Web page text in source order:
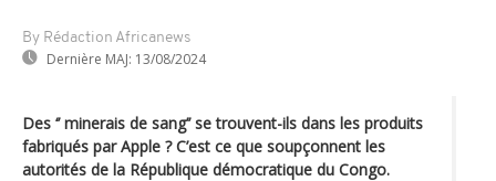
By Rédaction Africanews
Dernière MAJ: 13/08/2024
Des ‘’ minerais de sang’’ se trouvent-ils dans les produits
fabriqués par Apple ? C’est ce que soupçonnent les
autorités de la République démocratique du Congo.